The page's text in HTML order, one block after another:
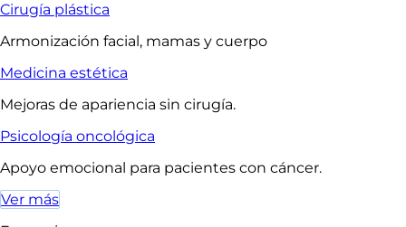
Cirugía plástica
Armonización facial, mamas y cuerpo
Medicina estética
Mejoras de apariencia sin cirugía.
Psicología oncológica
Apoyo emocional para pacientes con cáncer.
Ver más